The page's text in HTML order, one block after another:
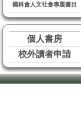
國科會人文社會專題書目
個人書房
校外讀者申請